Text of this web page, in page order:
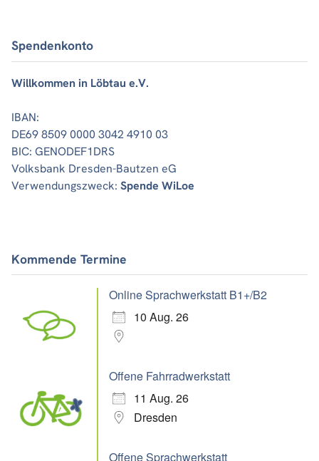
Spendenkonto
Willkommen in Löbtau e.V.
IBAN:
DE69 8509 0000 3042 4910 03
BIC: GENODEF1DRS
Volksbank Dresden-Bautzen eG
Verwendungszweck: Spende WiLoe
Kommende Termine
Online Sprachwerkstatt B1+/B2
10 Aug. 26
Offene Fahrradwerkstatt
11 Aug. 26
Dresden
Offene Sprachwerkstatt